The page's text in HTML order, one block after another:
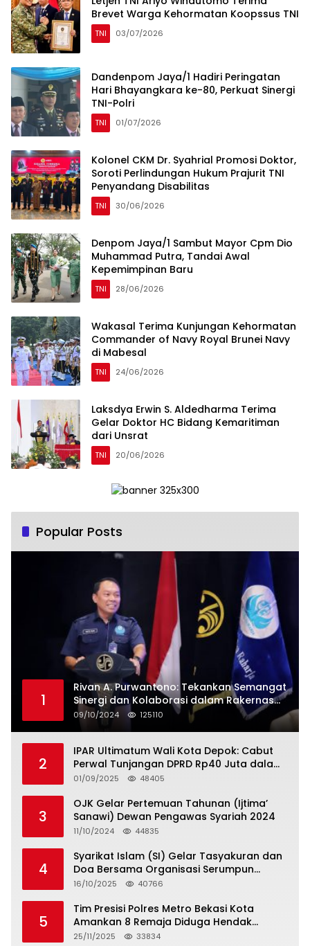
Brevet Warga Kehormatan Koopssus TNI
TNI 03/07/2026
Dandenpom Jaya/1 Hadiri Peringatan
Hari Bhayangkara ke-80, Perkuat Sinergi
TNI-Polri
TNI 01/07/2026
Kolonel CKM Dr. Syahrial Promosi Doktor,
Soroti Perlindungan Hukum Prajurit TNI
Penyandang Disabilitas
TNI 30/06/2026
Denpom Jaya/1 Sambut Mayor Cpm Dio
Muhammad Putra, Tandai Awal
Kepemimpinan Baru
TNI 28/06/2026
Wakasal Terima Kunjungan Kehormatan
Commander of Navy Royal Brunei Navy
di Mabesal
TNI 24/06/2026
Laksdya Erwin S. Aldedharma Terima
Gelar Doktor HC Bidang Kemaritiman
dari Unsrat
TNI 20/06/2026
Popular Posts
1
Rivan A. Purwantono: Tekankan Semangat
Sinergi dan Kolaborasi dalam Rakernas
Serikat Pekerja Jasa Raharja
09/10/2024 125110
2
IPAR Ultimatum Wali Kota Depok: Cabut
Perwal Tunjangan DPRD Rp40 Juta dalam
5 Hari atau Hadapi Aksi Rakyat
01/09/2025 48405
3
OJK Gelar Pertemuan Tahunan (Ijtima’
Sanawi) Dewan Pengawas Syariah 2024
11/10/2024 44835
4
Syarikat Islam (SI) Gelar Tasyakuran dan
Doa Bersama Organisasi Serumpun
Syarikat Islam Doa
16/10/2025 40766
5
Tim Presisi Polres Metro Bekasi Kota
Amankan 8 Remaja Diduga Hendak
Tawuran
25/11/2025 33834